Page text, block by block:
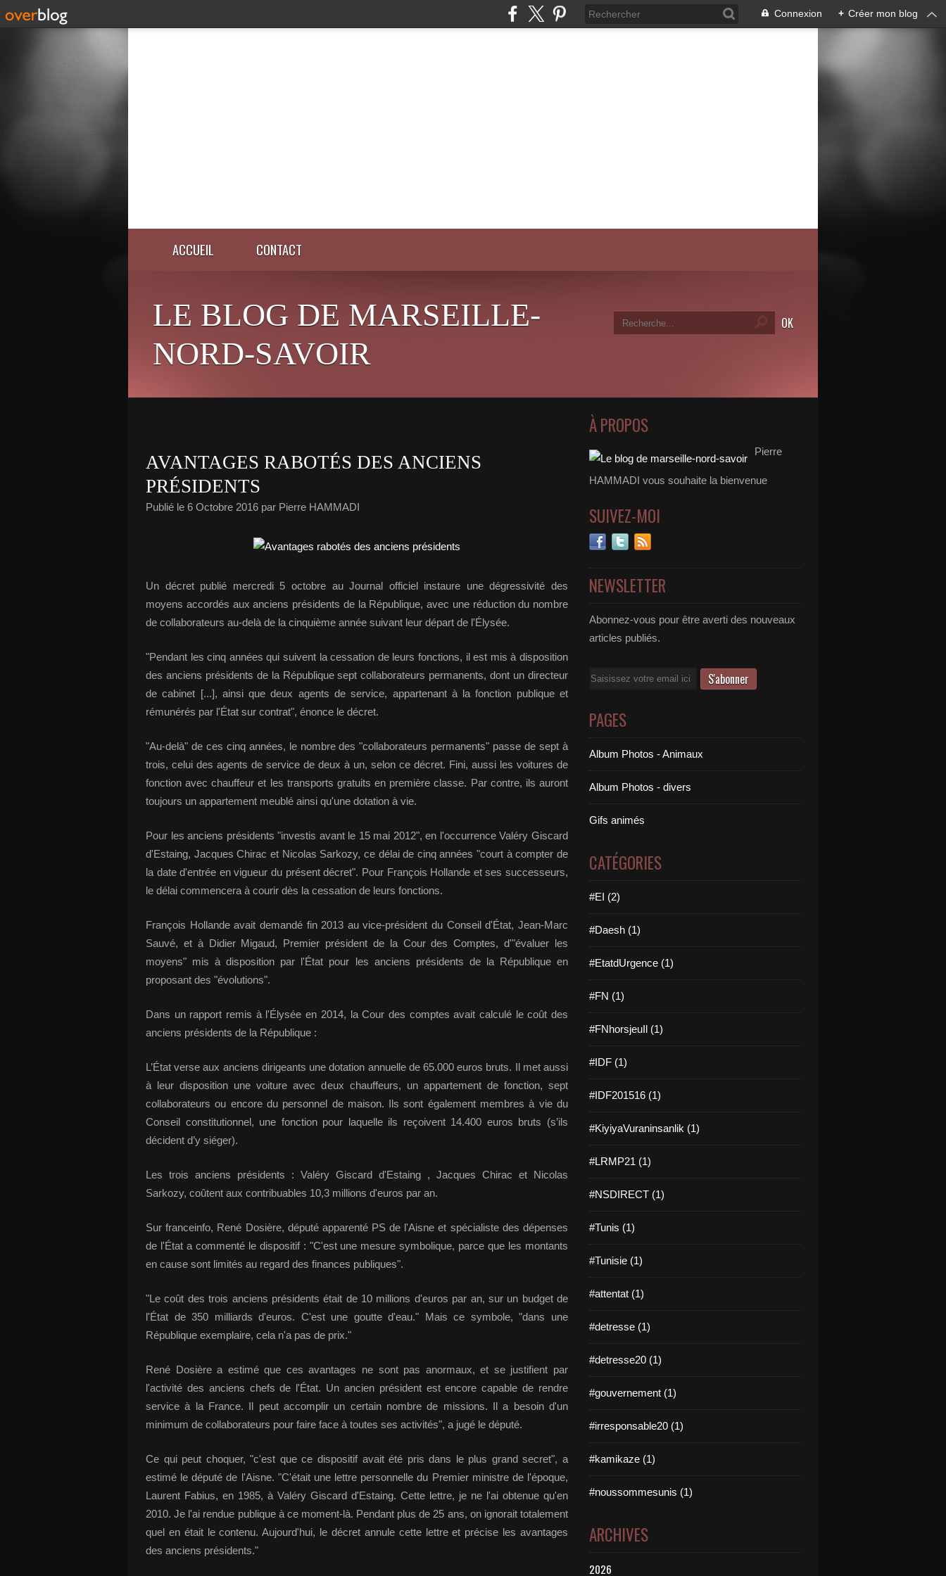
Connexion + Créer mon blog
ACCUEIL CONTACT
LE BLOG DE MARSEILLE-
NORD-SAVOIR
AVANTAGES RABOTÉS DES ANCIENS
PRÉSIDENTS
Publié le 6 Octobre 2016 par Pierre HAMMADI
Un décret publié mercredi 5 octobre au Journal officiel instaure une dégressivité des
moyens accordés aux anciens présidents de la République, avec une réduction du nombre
de collaborateurs au-delà de la cinquième année suivant leur départ de l'Élysée.
"Pendant les cinq années qui suivent la cessation de leurs fonctions, il est mis à disposition
des anciens présidents de la République sept collaborateurs permanents, dont un directeur
de cabinet [...], ainsi que deux agents de service, appartenant à la fonction publique et
rémunérés par l'État sur contrat", énonce le décret.
"Au-delà" de ces cinq années, le nombre des "collaborateurs permanents" passe de sept à
trois, celui des agents de service de deux à un, selon ce décret. Fini, aussi les voitures de
fonction avec chauffeur et les transports gratuits en première classe. Par contre, ils auront
toujours un appartement meublé ainsi qu'une dotation à vie.
Pour les anciens présidents "investis avant le 15 mai 2012", en l'occurrence Valéry Giscard
d'Estaing, Jacques Chirac et Nicolas Sarkozy, ce délai de cinq années "court à compter de
la date d'entrée en vigueur du présent décret". Pour François Hollande et ses successeurs,
le délai commencera à courir dès la cessation de leurs fonctions.
François Hollande avait demandé fin 2013 au vice-président du Conseil d'État, Jean-Marc
Sauvé, et à Didier Migaud, Premier président de la Cour des Comptes, d'"évaluer les
moyens" mis à disposition par l'État pour les anciens présidents de la République en
proposant des "évolutions".
Dans un rapport remis à l'Élysée en 2014, la Cour des comptes avait calculé le coût des
anciens présidents de la République :
L’État verse aux anciens dirigeants une dotation annuelle de 65.000 euros bruts. Il met aussi
à leur disposition une voiture avec deux chauffeurs, un appartement de fonction, sept
collaborateurs ou encore du personnel de maison. Ils sont également membres à vie du
Conseil constitutionnel, une fonction pour laquelle ils reçoivent 14.400 euros bruts (s’ils
décident d’y siéger).
Les trois anciens présidents : Valéry Giscard d'Estaing , Jacques Chirac et Nicolas
Sarkozy, coûtent aux contribuables 10,3 millions d'euros par an.
Sur franceinfo, René Dosière, député apparenté PS de l'Aisne et spécialiste des dépenses
de l'État a commenté le dispositif : "C'est une mesure symbolique, parce que les montants
en cause sont limités au regard des finances publiques".
"Le coût des trois anciens présidents était de 10 millions d'euros par an, sur un budget de
l'État de 350 milliards d'euros. C'est une goutte d'eau." Mais ce symbole, "dans une
République exemplaire, cela n'a pas de prix."
René Dosière a estimé que ces avantages ne sont pas anormaux, et se justifient par
l'activité des anciens chefs de l'État. Un ancien président est encore capable de rendre
service à la France. Il peut accomplir un certain nombre de missions. Il a besoin d'un
minimum de collaborateurs pour faire face à toutes ses activités", a jugé le député.
Ce qui peut choquer, "c'est que ce dispositif avait été pris dans le plus grand secret", a
estimé le député de l'Aisne. "C'était une lettre personnelle du Premier ministre de l'époque,
Laurent Fabius, en 1985, à Valéry Giscard d'Estaing. Cette lettre, je ne l'ai obtenue qu'en
2010. Je l'ai rendue publique à ce moment-là. Pendant plus de 25 ans, on ignorait totalement
quel en était le contenu. Aujourd'hui, le décret annule cette lettre et précise les avantages
des anciens présidents."
À PROPOS
Pierre
HAMMADI vous souhaite la bienvenue
SUIVEZ-MOI
NEWSLETTER
Abonnez-vous pour être averti des nouveaux
articles publiés.
Email
PAGES
Album Photos - Animaux
Album Photos - divers
Gifs animés
CATÉGORIES
#EI (2)
#Daesh (1)
#EtatdUrgence (1)
#FN (1)
#FNhorsjeuIl (1)
#IDF (1)
#IDF201516 (1)
#KiyiyaVuraninsanlik (1)
#LRMP21 (1)
#NSDIRECT (1)
#Tunis (1)
#Tunisie (1)
#attentat (1)
#detresse (1)
#detresse20 (1)
#gouvernement (1)
#irresponsable20 (1)
#kamikaze (1)
#noussommesunis (1)
ARCHIVES
2026